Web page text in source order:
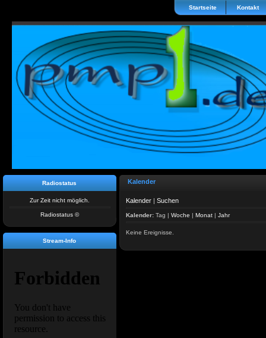
Startseite Kontakt
Radiostatus
Zur Zeit nicht möglich.
Radiostatus ©
Stream-Info
Kalender
Kalender | Suchen
Kalender: Tag | Woche | Monat | Jahr
Keine Ereignisse.